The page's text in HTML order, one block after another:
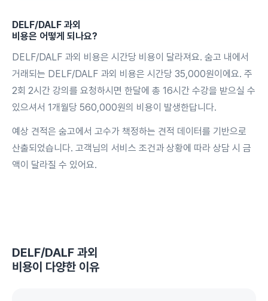
DELF/DALF 과외
비용은 어떻게 되나요?
DELF/DALF 과외 비용은 시간당 비용이 달라져요. 숨고 내에서
거래되는 DELF/DALF 과외 비용은 시간당 35,000원이에요. 주
2회 2시간 강의를 요청하시면 한달에 총 16시간 수강을 받으실 수
있으셔서 1개월당 560,000원의 비용이 발생한답니다.
예상 견적은 숨고에서 고수가 책정하는 견적 데이터를 기반으로
산출되었습니다. 고객님의 서비스 조건과 상황에 따라 상담 시 금
액이 달라질 수 있어요.
DELF/DALF 과외
비용이 다양한 이유